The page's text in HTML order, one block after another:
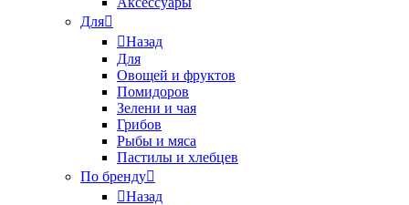
Для
Назад
Для
Овощей и фруктов
Помидоров
Зелени и чая
Грибов
Рыбы и мяса
Пастилы и хлебцев
По бренду
Назад